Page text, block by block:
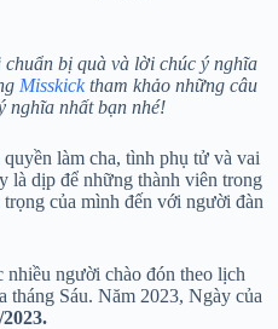
bị quà và lời chúc ý nghĩa
Misskicktham khảo những câu
nghĩa nhất bạn nhé!
làm cha, tình phụ tử và vai
là dịp để những thành viên trong
của mình đến với người đàn
người chào đón theo lịch
tháng Sáu. Năm 2023, Ngày của